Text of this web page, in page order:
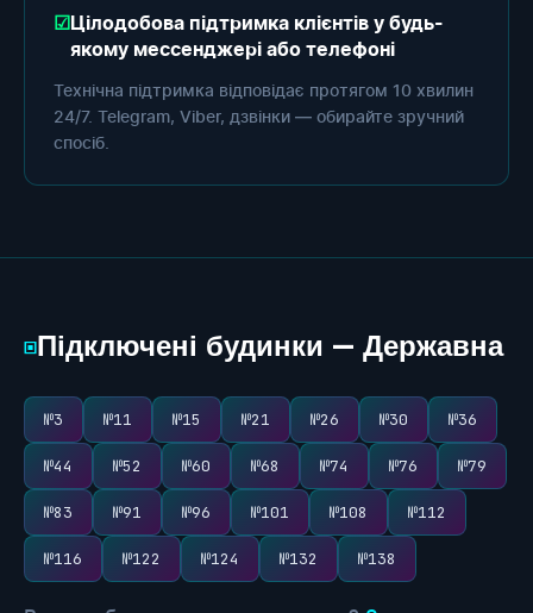
Цілодобова підтримка клієнтів у будь-
якому мессенджері або телефоні
Технічна підтримка відповідає протягом 10 хвилин
24/7. Telegram, Viber, дзвінки — обирайте зручний
спосіб.
▣Підключені будинки — Державна
№3 №11 №15 №21 №26 №30 №36
№44 №52 №60 №68 №74 №76 №79
№83 №91 №96 №101 №108 №112
№116 №122 №124 №132 №138